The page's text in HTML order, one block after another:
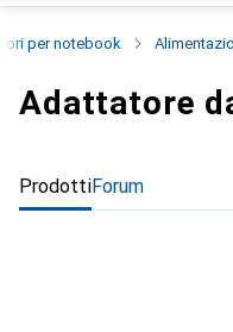
per notebook
Adattatore
ProdottiForum